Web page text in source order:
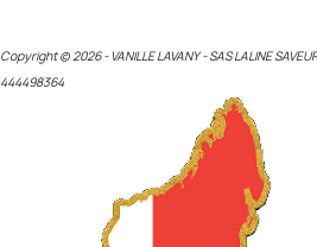
Copyright © 2026 - VANILLE LAVANY - SAS LALINE
444498364